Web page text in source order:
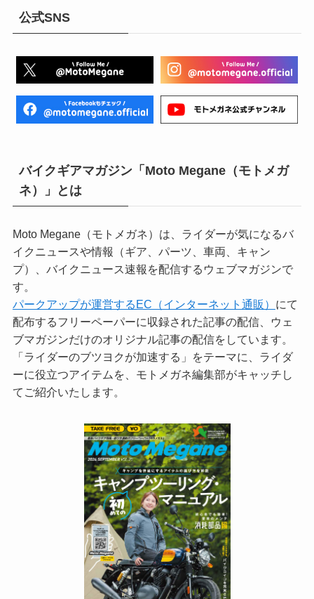
公式SNS
バイクギアマガジン「Moto Megane（モトメガ
ネ）」とは
Moto Megane（モトメガネ）は、ライダーが気になるバ
イクニュースや情報（ギア、パーツ、車両、キャン
プ）、バイクニュース速報を配信するウェブマガジンで
す。
パークアップが運営するEC（インターネット通販） にて
配布するフリーペーパーに収録された記事の配信、ウェ
ブマガジンだけのオリジナル記事の配信をしています。
「ライダーのブツヨクが加速する」をテーマに、ライダ
ーに役立つアイテムを、モトメガネ編集部がキャッチし
てご紹介いたします。